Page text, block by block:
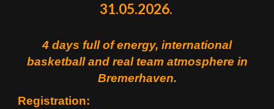
31.05.2026.
4 days full of energy, international
basketball and real team atmosphere in
Bremerhaven.
Registration: